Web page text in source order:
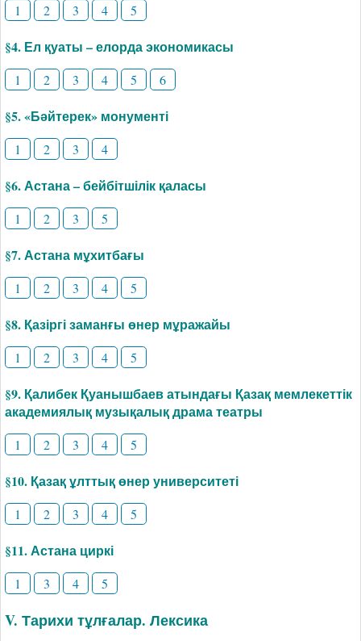
1 2 3 4 5
§4. Ел қуаты – елорда экономикасы
1 2 3 4 5 6
§5. «Бәйтерек» монументі
1 2 3 4
§6. Астана – бейбітшілік қаласы
1 2 3 5
§7. Астана мұхитбағы
1 2 3 4 5
§8. Қазіргі заманғы өнер мұражайы
1 2 3 4 5
§9. Қалибек Қуанышбаев атындағы Қазақ мемлекеттік
академиялық музықалық драма театры
1 2 3 4 5
§10. Қазақ ұлттық өнер университеті
1 2 3 4 5
§11. Астана циркі
1 3 4 5
V. Тарихи тұлғалар. Лексика